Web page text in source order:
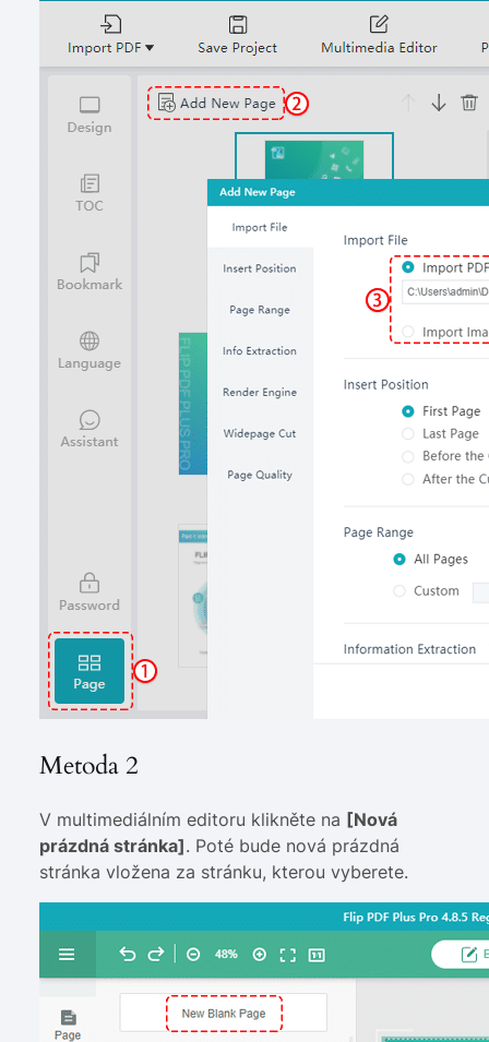
Metoda 2
V multimediálním editoru klikněte na [Nová
prázdná stránka]. Poté bude nová prázdná
stránka vložena za stránku, kterou vyberete.